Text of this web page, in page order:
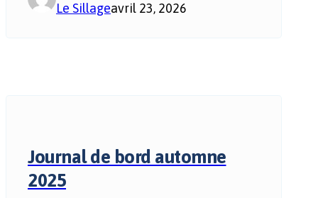
Le Sillageavril 23, 2026
Journal de bord automne
2025